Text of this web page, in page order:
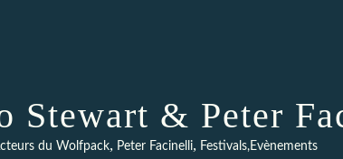
Stewart & Peter
du Wolfpack, Peter Facinelli, Festivals,Evènements